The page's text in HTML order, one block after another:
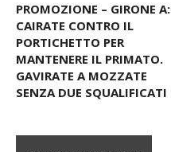
PROMOZIONE – GIRONE A:
CAIRATE CONTRO IL
PORTICHETTO PER
MANTENERE IL PRIMATO.
GAVIRATE A MOZZATE
SENZA DUE SQUALIFICATI